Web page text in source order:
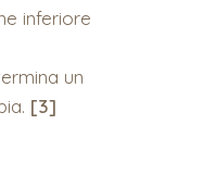
inferiore
un
[3]